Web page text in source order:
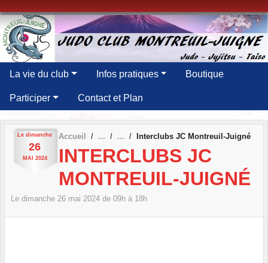
La vie du club Infos pratiques Boutique
Participer Contact et Plan
Le dimanche
26
MAI 2024
Accueil Interclubs JC Montreuil-Juigné
INTERCLUBS JC
MONTREUIL-JUIGNÉ
Le dimanche 26 mai 2024 de 09h à 18h